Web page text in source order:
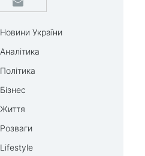
Новини України
Аналітика
Політика
Бізнес
Життя
Розваги
Lifestyle